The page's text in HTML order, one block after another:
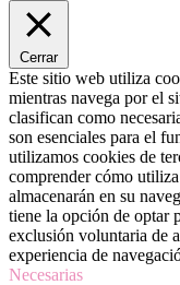
Cerrar
Este sitio web utiliza
mientras navega por el
clasifican como
son esenciales para el
utilizamos cookies de
comprender cómo
almacenarán en su
tiene la opción de optar
exclusión voluntaria de
experiencia de
Necesarias